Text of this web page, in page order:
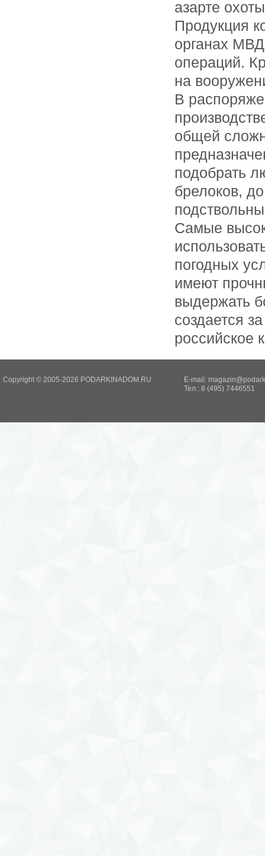
азарте
Продукция
органах
операций.
на
В
общей
подобрать
брелоков,
Самые
погодных
имеют
выдержать
создается
российское
Copyright © 2005-2026 PODARKINADOM.RU E-mail:
Тел.: 8 (495) 7446551